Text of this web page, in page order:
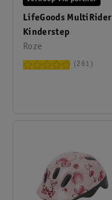
LifeGoods MultiRider
Kinderstep
Roze
261